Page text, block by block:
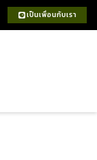
เป็นเพื่อนกับเรา